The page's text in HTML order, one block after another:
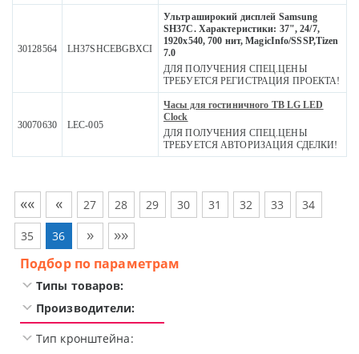
30128564 LH37SHCEBGBXCI
Ультраширокий дисплей Samsung
SH37C. Характеристики: 37", 24/7,
1920x540, 700 нит, MagicInfo/SSSP,Tizen
7.0
ДЛЯ ПОЛУЧЕНИЯ СПЕЦ.ЦЕНЫ
ТРЕБУЕТСЯ РЕГИСТРАЦИЯ ПРОЕКТА!
30070630 LEC-005
Часы для гостиничного ТВ LG LED
Clock
ДЛЯ ПОЛУЧЕНИЯ СПЕЦ.ЦЕНЫ
ТРЕБУЕТСЯ АВТОРИЗАЦИЯ СДЕЛКИ!
«« « 27 28 29 30 31 32 33 34
35 36 » »»
Подбор по параметрам
Типы товаров:
Производители:
Тип кронштейна: